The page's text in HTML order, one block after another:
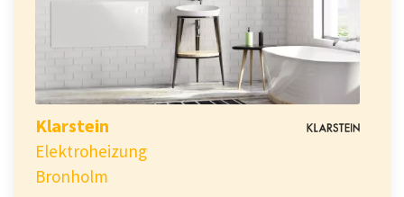
Klarstein
Elektroheizung
Bronholm